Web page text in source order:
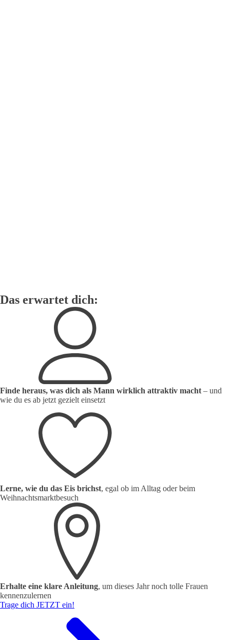
Das erwartet dich:
Finde heraus, was dich als Mann wirklich attraktiv macht – und
wie du es ab jetzt gezielt einsetzt
Lerne, wie du das Eis brichst, egal ob im Alltag oder beim
Weihnachtsmarktbesuch
Erhalte eine klare Anleitung, um dieses Jahr noch tolle Frauen
kennenzulernen
Trage dich JETZT ein!